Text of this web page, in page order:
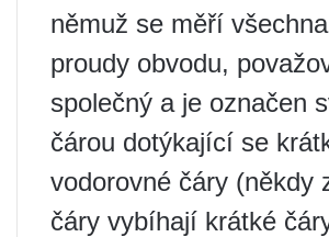
němuž se měří
proudy obvodu,
společný a je označen
čárou dotýkající se
vodorovné čáry (někdy
čáry vybíhají krátké